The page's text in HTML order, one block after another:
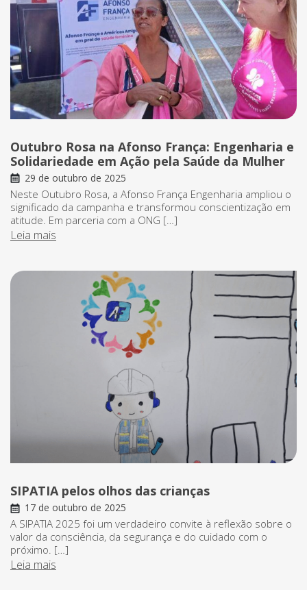
Outubro Rosa na Afonso França: Engenharia e
Solidariedade em Ação pela Saúde da Mulher
29 de outubro de 2025
Neste Outubro Rosa, a Afonso França Engenharia ampliou o
significado da campanha e transformou conscientização em
atitude. Em parceria com a ONG […]
Leia mais
SIPATIA pelos olhos das crianças
17 de outubro de 2025
A SIPATIA 2025 foi um verdadeiro convite à reflexão sobre o
valor da consciência, da segurança e do cuidado com o
próximo. […]
Leia mais